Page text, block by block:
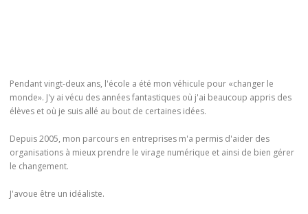
Pendant vingt-deux ans, l'école a été mon véhicule pour «changer le
monde». J'y ai vécu des années fantastiques où j'ai beaucoup appris des
élèves et où je suis allé au bout de certaines idées.
Depuis 2005, mon parcours en entreprises m'a permis d'aider des
organisations à mieux prendre le virage numérique et ainsi de bien gérer
le changement.
J'avoue être un idéaliste.